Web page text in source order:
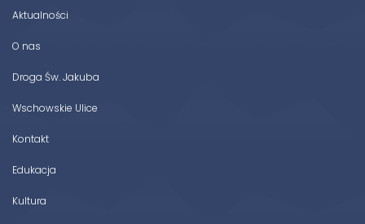
Aktualności
O nas
Droga Św. Jakuba
Wschowskie Ulice
Kontakt
Edukacja
Kultura